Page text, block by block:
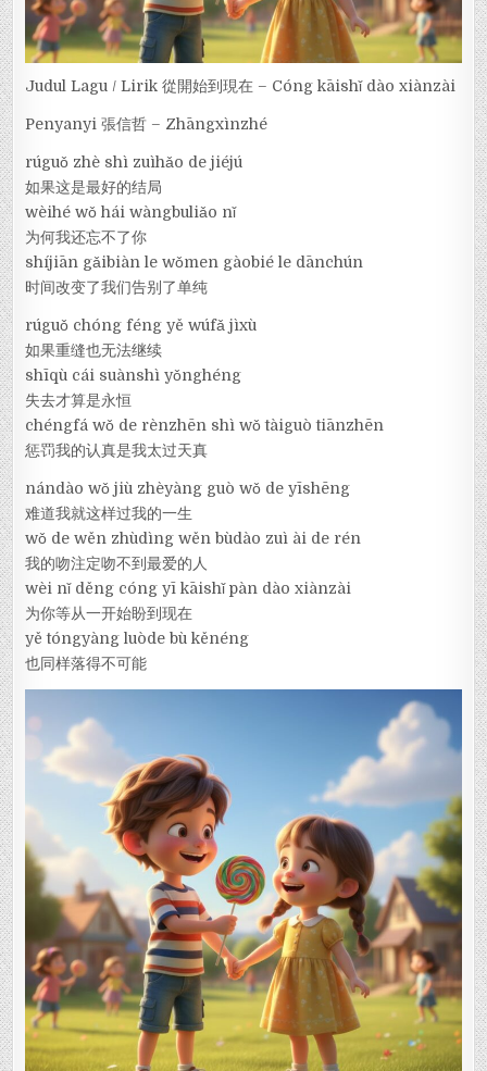
Judul Lagu / Lirik 從開始到現在 – Cóng kāishǐ dào xiànzài
Penyanyi 張信哲 – Zhāngxìnzhé
rúguǒ zhè shì zuìhǎo de jiéjú
如果这是最好的结局
wèihé wǒ hái wàngbuliǎo nǐ
为何我还忘不了你
shíjiān gǎibiàn le wǒmen gàobié le dānchún
时间改变了我们告别了单纯
rúguǒ chóng féng yě wúfǎ jìxù
如果重缝也无法继续
shīqù cái suànshì yǒnghéng
失去才算是永恒
chéngfá wǒ de rènzhēn shì wǒ tàiguò tiānzhēn
惩罚我的认真是我太过天真
nándào wǒ jiù zhèyàng guò wǒ de yīshēng
难道我就这样过我的一生
wǒ de wěn zhùdìng wěn bùdào zuì ài de rén
我的吻注定吻不到最爱的人
wèi nǐ děng cóng yī kāishǐ pàn dào xiànzài
为你等从一开始盼到现在
yě tóngyàng luòde bù kěnéng
也同样落得不可能